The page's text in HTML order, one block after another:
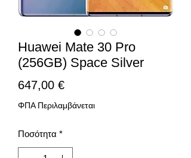
Huawei Mate 30 Pro
(256GB) Space Silver
647,00 €Τιμή
ΦΠΑ Περιλαμβάνεται
Ποσότητα *